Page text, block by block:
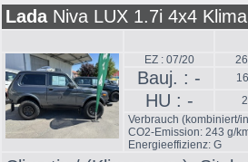
LadaNiva LUX 1.7i 4x4
EZ : 07/20
Bauj. : -
HU : -
Verbrauch (kombiniert/
CO2-Emission: 243 g/
Energieeffizienz: G